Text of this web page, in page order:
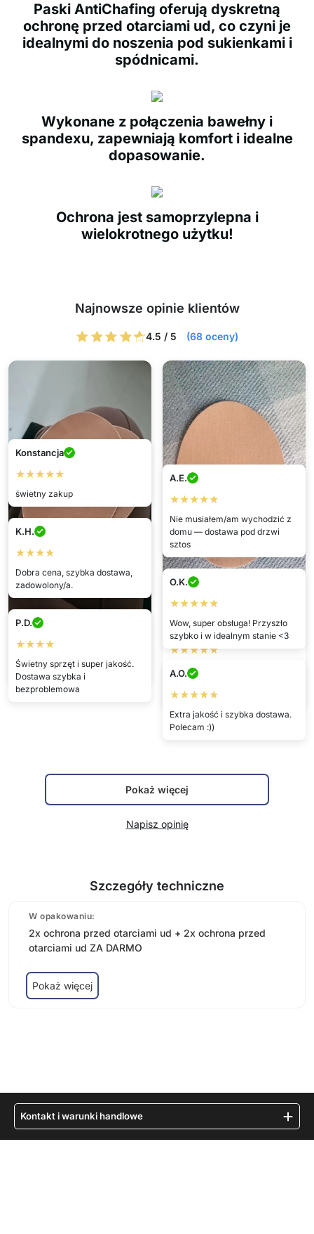
Paski AntiChafing oferują dyskretną
ochronę przed otarciami ud, co czyni je
idealnymi do noszenia pod sukienkami i
spódnicami.
Wykonane z połączenia bawełny i
spandexu, zapewniają komfort i idealne
dopasowanie.
Ochrona jest samoprzylepna i
wielokrotnego użytku!
Najnowsze opinie klientów
4.5 / 5 (68 oceny)
Maryla
★★★★★
świetne, gorąco polecam
Sylvia
★★★★★
Jestem bardzo, bardzo
zadowolona. Działa świetnie i
jest bardzo delikatne dla skóry.
Konstancja
★★★★★
świetny zakup
A.E.
★★★★★
Nie musiałem/am wychodzić z
domu — dostawa pod drzwi
sztos
K.H.
★★★★
Dobra cena, szybka dostawa,
zadowolony/a.
O.K.
★★★★★
Wow, super obsługa! Przyszło
szybko i w idealnym stanie <3
P.D.
★★★★
Świetny sprzęt i super jakość.
Dostawa szybka i
bezproblemowa
A.O.
★★★★★
Extra jakość i szybka dostawa.
Polecam :))
Pokaż więcej
Napisz opinię
Szczegóły techniczne
W opakowaniu:
2x ochrona przed otarciami ud + 2x ochrona przed
otarciami ud ZA DARMO
Pokaż więcej
Kontakt i warunki handlowe